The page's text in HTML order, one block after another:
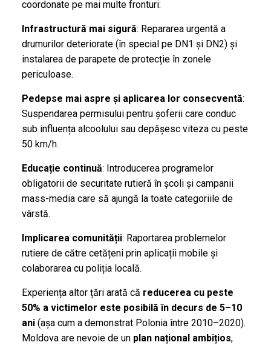
coordonate pe mai multe fronturi:
Infrastructură mai sigură: Repararea urgentă a
drumurilor deteriorate (în special pe DN1 și DN2) și
instalarea de parapete de protecție în zonele
periculoase.
Pedepse mai aspre și aplicarea lor consecventă:
Suspendarea permisului pentru șoferii care conduc
sub influența alcoolului sau depășesc viteza cu peste
50 km/h.
Educație continuă: Introducerea programelor
obligatorii de securitate rutieră în școli și campanii
mass-media care să ajungă la toate categoriile de
vârstă.
Implicarea comunității: Raportarea problemelor
rutiere de către cetățeni prin aplicații mobile și
colaborarea cu poliția locală.
Experiența altor țări arată că reducerea cu peste
50% a victimelor este posibilă în decurs de 5–10
ani (așa cum a demonstrat Polonia între 2010–2020).
Moldova are nevoie de un plan național ambițios,